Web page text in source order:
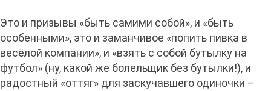
Это и призывы «быть самими собой», и «быть
особенными», это и заманчивое «попить пивка в
весёлой компании», и «взять с собой бутылку на
футбол» (ну, какой же болельщик без бутылки!), и
радостный «оттяг» для заскучавшего одиночки –